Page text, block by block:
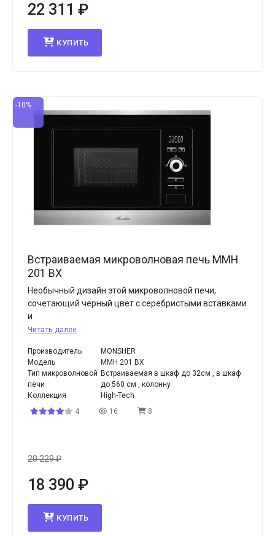
22 311 ₽
КУПИТЬ
-10%
Встраиваемая микроволновая печь MMH
201 BX
Необычный дизайн этой микроволновой печи,
сочетающий черный цвет с серебристыми вставками
и
Читать далее
Производитель
MONSHER
Модель
MMH 201 BX
Тип микроволновой
печи
Встраиваемая в шкаф до 32см , в шкаф
до 560 см , колонну
Коллекция
High-Tech
4
16 8
20 229₽
18 390 ₽
КУПИТЬ